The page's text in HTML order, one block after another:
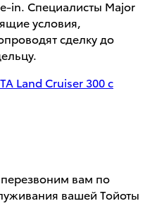
in. Специалисты Major
условия,
сделку до
Land Cruiser 300 с
вам по
вашей Тойоты